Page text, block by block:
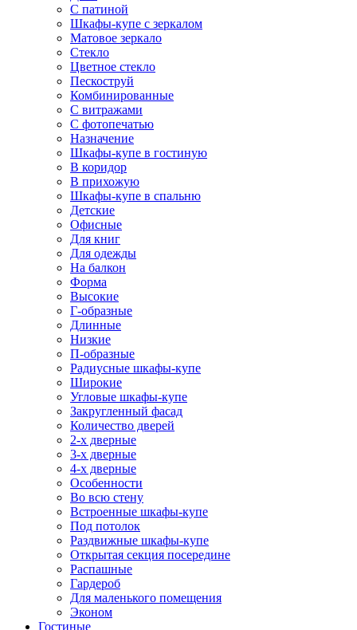
С патиной
Шкафы-купе с зеркалом
Матовое зеркало
Стекло
Цветное стекло
Пескоструй
Комбинированные
С витражами
С фотопечатью
Назначение
Шкафы-купе в гостиную
В коридор
В прихожую
Шкафы-купе в спальню
Детские
Офисные
Для книг
Для одежды
На балкон
Форма
Высокие
Г-образные
Длинные
Низкие
П-образные
Радиусные шкафы-купе
Широкие
Угловые шкафы-купе
Закругленный фасад
Количество дверей
2-х дверные
3-х дверные
4-х дверные
Особенности
Во всю стену
Встроенные шкафы-купе
Под потолок
Раздвижные шкафы-купе
Открытая секция посередине
Распашные
Гардероб
Для маленького помещения
Эконом
Гостиные